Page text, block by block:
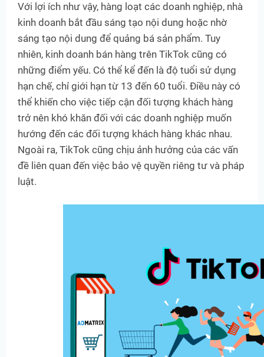
Với lợi ích như vậy, hàng loạt các doanh nghiệp, nhà
kinh doanh bắt đầu sáng tạo nội dung hoặc nhờ
sáng tạo nội dung để quảng bá sản phẩm. Tuy
nhiên, kinh doanh bán hàng trên TikTok cũng có
những điểm yếu. Có thể kể đến là độ tuổi sử dụng
hạn chế, chỉ giới hạn từ 13 đến 60 tuổi. Điều này có
thể khiến cho việc tiếp cận đối tượng khách hàng
trở nên khó khăn đối với các doanh nghiệp muốn
hướng đến các đối tượng khách hàng khác nhau.
Ngoài ra, TikTok cũng chịu ảnh hưởng của các vấn
đề liên quan đến việc bảo vệ quyền riêng tư và pháp
luật.